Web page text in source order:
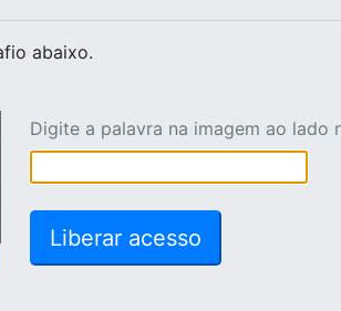
abaixo.
Digite a palavra na imagem ao lado